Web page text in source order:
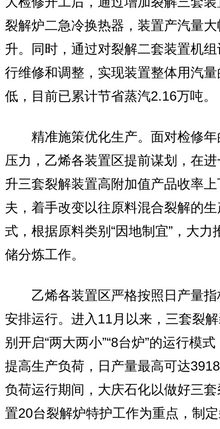
裂解炉二急冷换热器，装置产汽量
升。同时，通过对裂解二套装置机
行维修和调整，实现装置整体用汽
低，目前已累计节省蒸汽2.16万吨。
精准施策优化生产。面对检修年
压力，乙烯各装置区提前谋划，在
升三套裂解装置高附加值产品收率
夫，着手改变以往原料混合裂解的
式，根据原料类别“因地制宜”，大力
储分炼工作。
乙烯各装置区严格按照日产量指
安排运行。进入11月以来，三套裂
别开启“两大两小”“8台炉”的运行模
提高生产负荷，日产量最高可达
负荷运行期间，大庆石化以做好三
置20台裂解炉特护工作为重点，制